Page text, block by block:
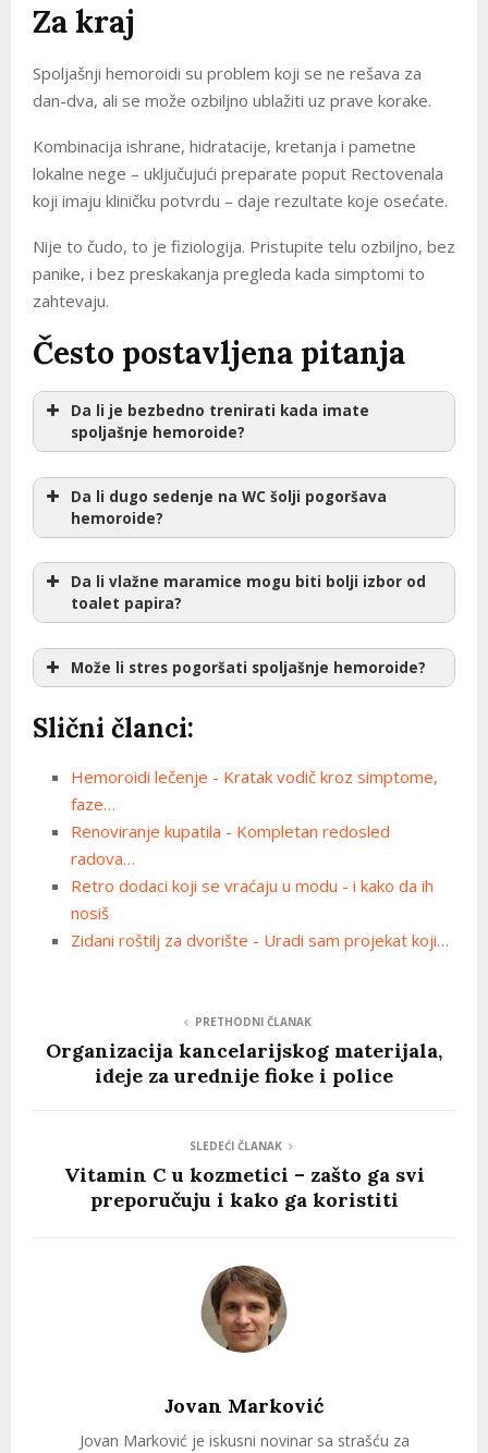
Za kraj
Spoljašnji hemoroidi su problem koji se ne rešava za
dan-dva, ali se može ozbiljno ublažiti uz prave korake.
Kombinacija ishrane, hidratacije, kretanja i pametne
lokalne nege – uključujući preparate poput Rectovenala
koji imaju kliničku potvrdu – daje rezultate koje osećate.
Nije to čudo, to je fiziologija. Pristupite telu ozbiljno, bez
panike, i bez preskakanja pregleda kada simptomi to
zahtevaju.
Često postavljena pitanja
Da li je bezbedno trenirati kada imate
spoljašnje hemoroide?
Da li dugo sedenje na WC šolji pogoršava
hemoroide?
Da li vlažne maramice mogu biti bolji izbor od
toalet papira?
Može li stres pogoršati spoljašnje hemoroide?
Slični članci:
Hemoroidi lečenje - Kratak vodič kroz simptome,
faze…
Renoviranje kupatila - Kompletan redosled
radova…
Retro dodaci koji se vraćaju u modu - i kako da ih
nosiš
Zidani roštilj za dvorište - Uradi sam projekat koji…
PRETHODNI ČLANAK
Organizacija kancelarijskog materijala,
ideje za urednije fioke i police
SLEDEĆI ČLANAK
Vitamin C u kozmetici – zašto ga svi
preporučuju i kako ga koristiti
Jovan Marković
Jovan Marković je iskusni novinar sa strašću za